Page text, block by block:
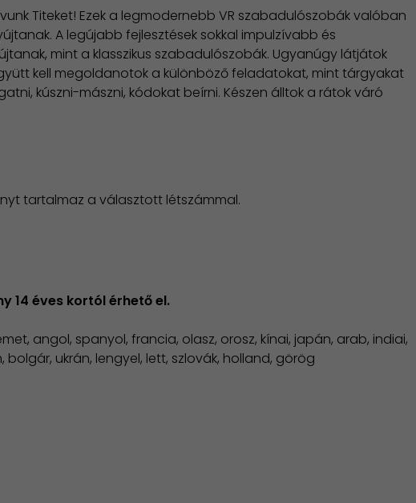
Titeket! Ezek a legmodernebb VR szabadulószobák valóban
A legújabb fejlesztések sokkal impulzívabb és
mint a klasszikus szabadulószobák. Ugyanúgy látjátok
kell megoldanotok a különböző feladatokat, mint tárgyakat
kúszni-mászni, kódokat beírni. Készen álltok a rátok váró
tartalmaz a választott létszámmal.
14 éves kortól érhető el.
angol, spanyol, francia, olasz, orosz, kínai, japán, arab, indiai,
ukrán, lengyel, lett, szlovák, holland, görög